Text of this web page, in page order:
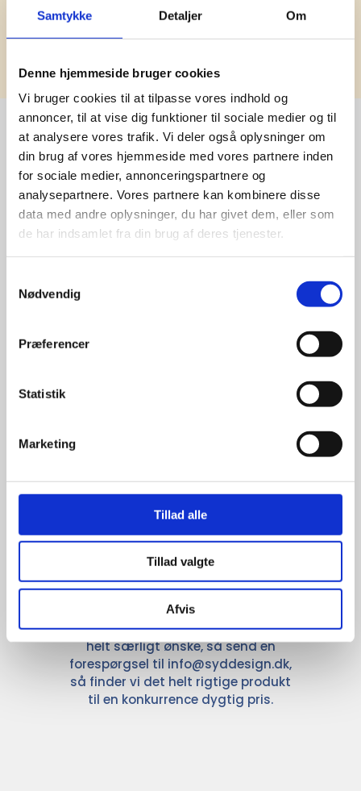
Samtykke Detaljer Om
Denne hjemmeside bruger cookies
Vi bruger cookies til at tilpasse vores indhold og
annoncer, til at vise dig funktioner til sociale medier og til
at analysere vores trafik. Vi deler også oplysninger om
din brug af vores hjemmeside med vores partnere inden
for sociale medier, annonceringspartnere og
analysepartnere. Vores partnere kan kombinere disse
data med andre oplysninger, du har givet dem, eller som
de har indsamlet fra din brug af deres tjenester.
Nødvendig
Præferencer
Statistik
Marketing
Tillad alle
Tillad valgte
Afvis
Tilmeld
Stærke
leverandører
giver større
Kun et lille udvalg vises på
Produkterne på hjemmesiden er
kun et lille udpluk af de
reklameartikler, vi kan skaffe.
Udvalget er langt større, så har I en
idé til et konkret produkt, eller et
helt særligt ønske, så send en
forespørgsel til info@syddesign.dk,
så finder vi det helt rigtige produkt
til en konkurrence dygtig pris.